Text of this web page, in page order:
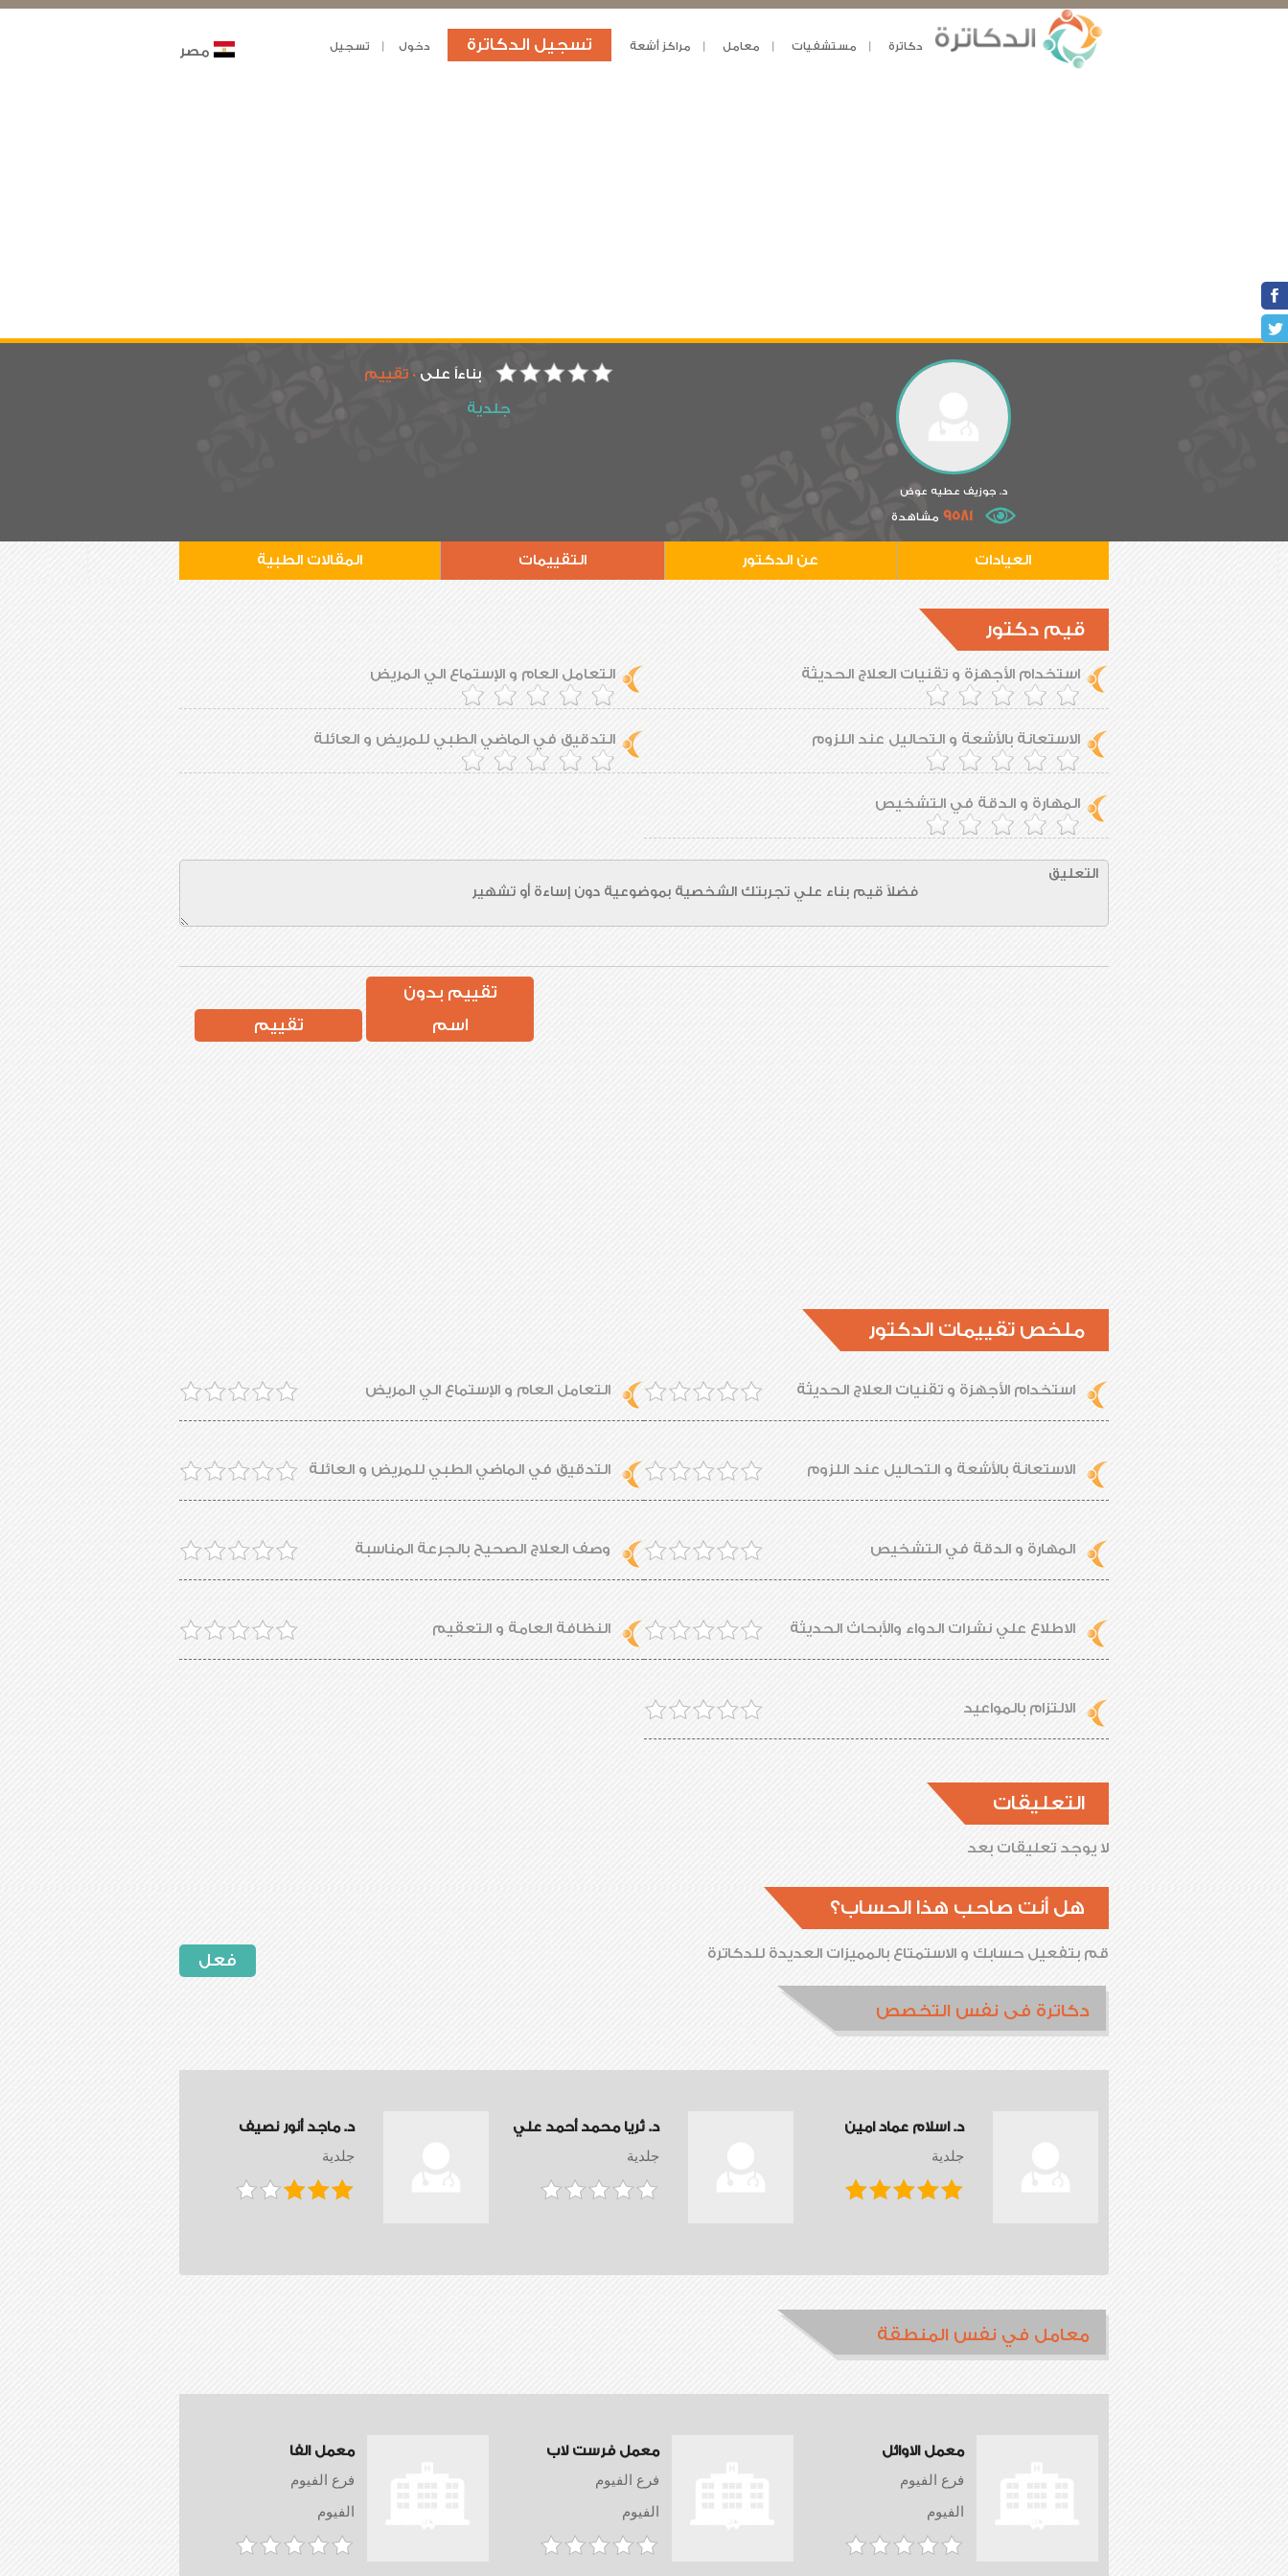
دكاترة مستشفيات معامل مراكز أشعة تسجيل الدكاترة دخول تسجيل مصر
د. جوزيف عطيه عوض
9581 مشاهدة
بناءاً على0 تقييم
جلدية
العيادات عن الدكتور التقييمات المقالات الطبية
قيم دكتور
استخدام الأجهزة و تقنيات العلاج الحديثة التعامل العام و الإستماع الي المريض
الاستعانة بالأشعة و التحاليل عند اللزوم التدقيق في الماضي الطبي للمريض و العائلة
المهارة و الدقة في التشخيص
تقييم بدون
اسم
تقييم
ملخص تقييمات الدكتور
استخدام الأجهزة و تقنيات العلاج الحديثة التعامل العام و الإستماع الي المريض
الاستعانة بالأشعة و التحاليل عند اللزوم التدقيق في الماضي الطبي للمريض و العائلة
المهارة و الدقة في التشخيص وصف العلاج الصحيح بالجرعة المناسبة
الاطلاع علي نشرات الدواء والأبحاث الحديثة النظافة العامة و التعقيم
الالتزام بالمواعيد
التعليقات
لا يوجد تعليقات بعد
هل أنت صاحب هذا الحساب؟
فعل قم بتفعيل حسابك و الاستمتاع بالمميزات العديدة للدكاترة
دكاترة فى نفس التخصص
د. ماجد أنور نصيف
جلدية
د. ثريا محمد أحمد علي
جلدية
د. اسلام عماد امين
جلدية
معامل في نفس المنطقة
معمل الفا
فرع الفيوم
الفيوم
معمل فرست لاب
فرع الفيوم
الفيوم
معمل الاوائل
فرع الفيوم
الفيوم